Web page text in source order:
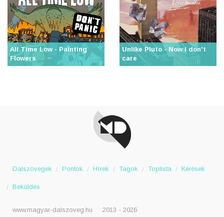
All Time Low - Painting
Flowers
Unlike Pluto - Now I don't
care
Dalszövegek Pontok Hírek Tagok Toplista Kérések
Beküldés
www.magyar-dalszoveg.hu 2013 - 2026